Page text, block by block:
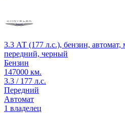
3.3 АТ (177 л.с.), бензин,
передний, черный
Бензин
147000 км.
3.3 / 177 л.с.
Передний
Автомат
1 владелец